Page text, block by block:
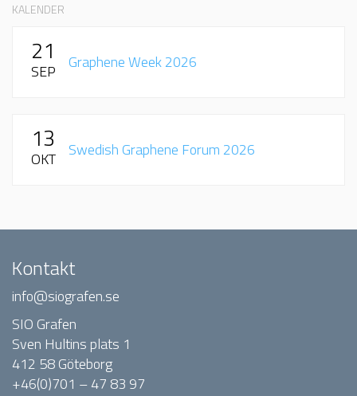
KALENDER
21
SEP Graphene Week 2026
13
OKT Swedish Graphene Forum 2026
Kontakt
info@siografen.se
SIO Grafen
Sven Hultins plats 1
412 58 Göteborg
+46(0)701 – 47 83 97